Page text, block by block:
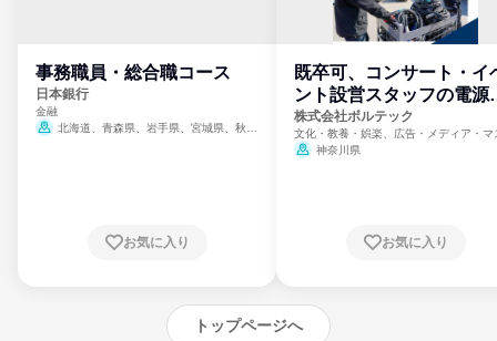
事務職員・総合職コース
日本銀行
金融
北海道、青森県、岩手県、宮城県、秋田
崎県、熊本県、大分県、宮崎県、鹿児島県、
お気に入り
既卒可、コンサート・イ
ント設営スタッフの電源
門
株式会社ボルテック
文化・教養・娯楽、広告・メディア・マ
ミ、電力・ガス・水道・エネルギー
神奈川県
お気に入り
トップページへ